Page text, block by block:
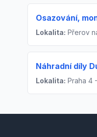
Osazování,
Lokalita: Přerov
Náhradní díly
Lokalita: Praha 4